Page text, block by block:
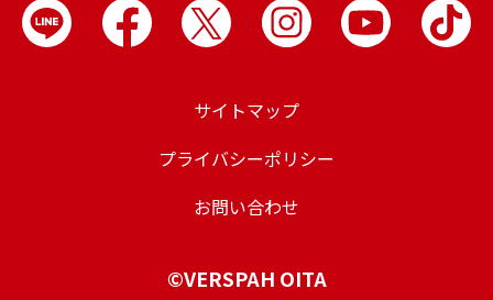
サイトマップ
プライバシーポリシー
お問い合わせ
©VERSPAH OITA